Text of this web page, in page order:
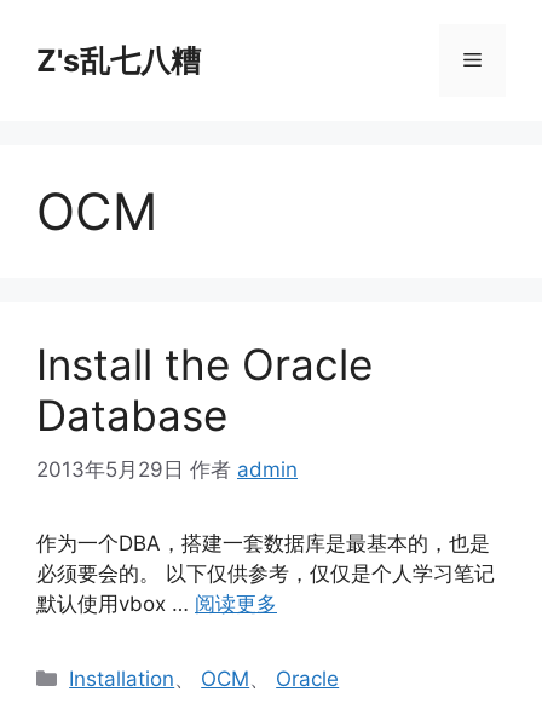
Z's乱七八糟 菜
OCM
Install the Oracle
Database
2013年5月29日 作者 admin
作为一个DBA，搭建一套数据库是最基本的，也是
必须要会的。 以下仅供参考，仅仅是个人学习笔记
默认使用vbox … 阅读更多
分
Installation、 OCM、 Oracle